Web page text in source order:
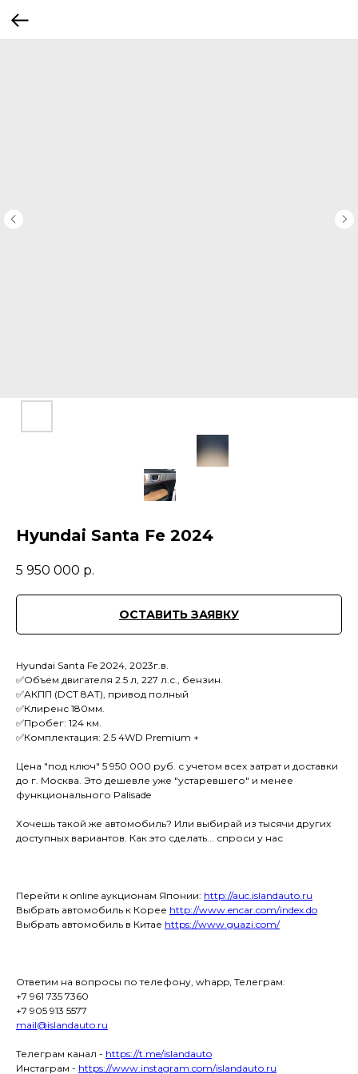
Hyundai Santa Fe 2024
5 950 000 р.
ОСТАВИТЬ ЗАЯВКУ
Hyundai Santa Fe 2024, 2023г.в.
✅Объем двигателя 2.5 л, 227 л.с., бензин.
✅АКПП (DCT 8AT), привод полный
✅Клиренс 180мм.
✅Пробег: 124 км.
✅Комплектация: 2.5 4WD Premium +
Цена "под ключ" 5 950 000 руб. с учетом всех затрат и доставки
до г. Москва. Это дешевле уже "устаревшего" и менее
функционального Palisade
Хочешь такой же автомобиль? Или выбирай из тысячи других
доступных вариантов. Как это сделать... спроси у нас
Перейти к online аукционам Японии: http://auc.islandauto.ru
Выбрать автомобиль к Корее http://www.encar.com/index.do
Выбрать автомобиль в Китае https://www.guazi.com/
Ответим на вопросы по телефону, whapp, Телеграм:
+7 961 735 7360
+7 905 913 5577
mail@islandauto.ru
Телеграм канал - https://t.me/islandauto
Инстаграм - https://www.instagram.com/islandauto.ru